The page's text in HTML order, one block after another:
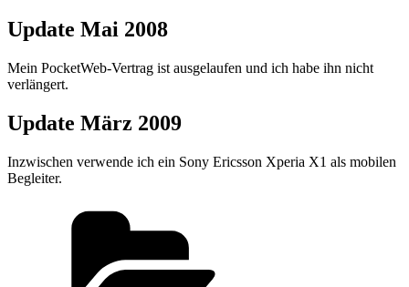
Update Mai 2008
Mein PocketWeb-Vertrag ist ausgelaufen und ich habe ihn nicht
verlängert.
Update März 2009
Inzwischen verwende ich ein Sony Ericsson Xperia X1 als mobilen
Begleiter.